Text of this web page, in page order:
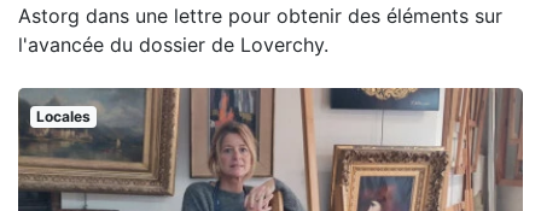
Astorg dans une lettre pour obtenir des éléments sur
l'avancée du dossier de Loverchy.
Locales